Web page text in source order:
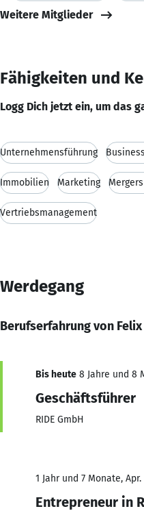
Weitere Mitglieder
Fähigkeiten und
Logg Dich jetzt ein, um das
Unternehmensführung
Immobilien Marketing
Vertriebsmanagement
Werdegang
Berufserfahrung von
Bis heute 8 Jahre und 8
Geschäftsführer
RIDE GmbH
1 Jahr und 7 Monate,
Entrepreneur in